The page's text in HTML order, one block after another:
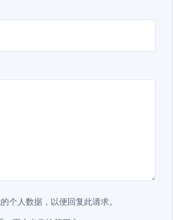
个人数据，以便回复此请求。